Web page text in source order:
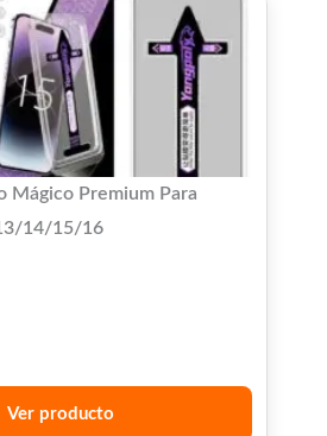
Mágico Premium Para
14/15/16
Ver producto